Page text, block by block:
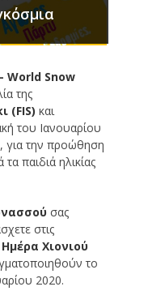
World Snow
της
(FIS) και
του Ιανουαρίου
για την προώθηση
παιδιά ηλικίας
σας
στις
Χιονιού
το
2020.